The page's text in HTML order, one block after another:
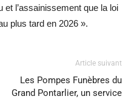
et l’assainissement que la loi
plus tard en 2026 ».
Article suivant
Les Pompes Funèbres du
Grand Pontarlier, un service